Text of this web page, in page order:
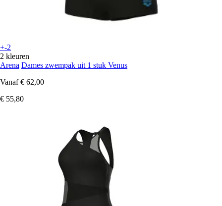
+-2
2 kleuren
Arena Dames zwempak uit 1 stuk Venus
Vanaf € 62,00
€ 55,80